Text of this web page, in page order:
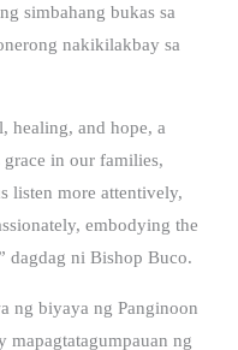
simbahang bukas sa
nakikilakbay sa
healing, and hope, a
grace in our families,
listen more attentively,
embodying the
dagdag ni Bishop Buco.
ng biyaya ng Panginoon
mapagtatagumpauan ng